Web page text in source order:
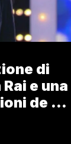
di
e una
de La